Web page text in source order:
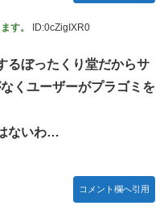
す。 ID:0cZigIXR0
るぼったくり堂だからサ
くユーザーがプラゴミを
ないわ…
コメント欄へ引用